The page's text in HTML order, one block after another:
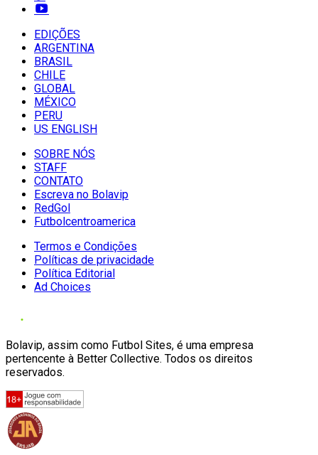
EDIÇÕES
ARGENTINA
BRASIL
CHILE
GLOBAL
MÉXICO
PERU
US ENGLISH
SOBRE NÓS
STAFF
CONTATO
Escreva no Bolavip
RedGol
Futbolcentroamerica
Termos e Condições
Políticas de privacidade
Política Editorial
Ad Choices
Bolavip, assim como Futbol Sites, é uma empresa
pertencente à Better Collective. Todos os direitos
reservados.